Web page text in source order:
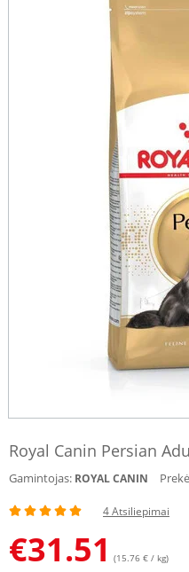
Royal Canin Persian
Gamintojas: ROYAL CANIN
4 Atsiliepimai
€31.51 (15.76 € / kg)